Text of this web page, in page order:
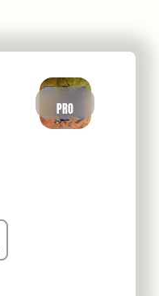
PRO